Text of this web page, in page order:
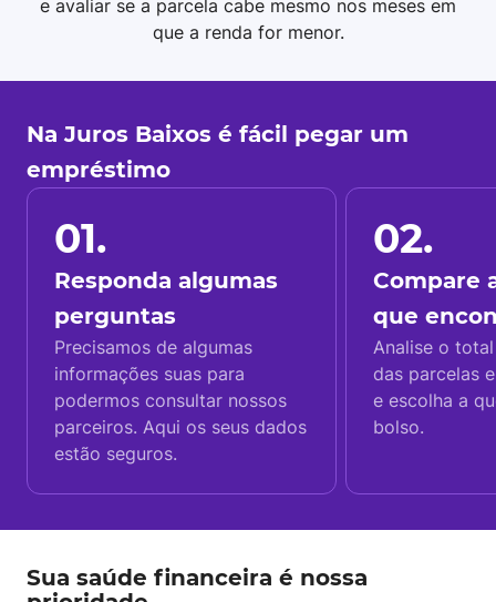
e avaliar se a parcela cabe mesmo nos meses em
que a renda for menor.
Na Juros Baixos é fácil pegar um
empréstimo
01.
Responda algumas
perguntas
Precisamos de algumas
informações suas para
podermos consultar nossos
parceiros. Aqui os seus dados
estão seguros.
02.
Compare
que
Analise o
das parcelas
e escolha a
bolso.
Sua saúde financeira é nossa